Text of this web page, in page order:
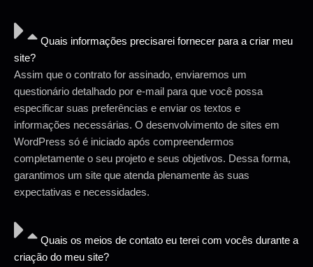
Quais informações precisarei fornecer para a criar meu
site?
Assim que o contrato for assinado, enviaremos um
questionário detalhado por e-mail para que você possa
especificar suas preferências e enviar os textos e
informações necessárias. O desenvolvimento de sites em
WordPress só é iniciado após compreendermos
completamente o seu projeto e seus objetivos. Dessa forma,
garantimos um site que atenda plenamente às suas
expectativas e necessidades.
Quais os meios de contato eu terei com vocês durante a
criação do meu site?